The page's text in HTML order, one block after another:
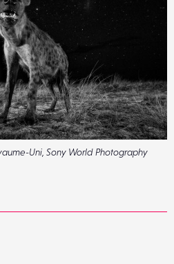
Uni, Sony World Photography